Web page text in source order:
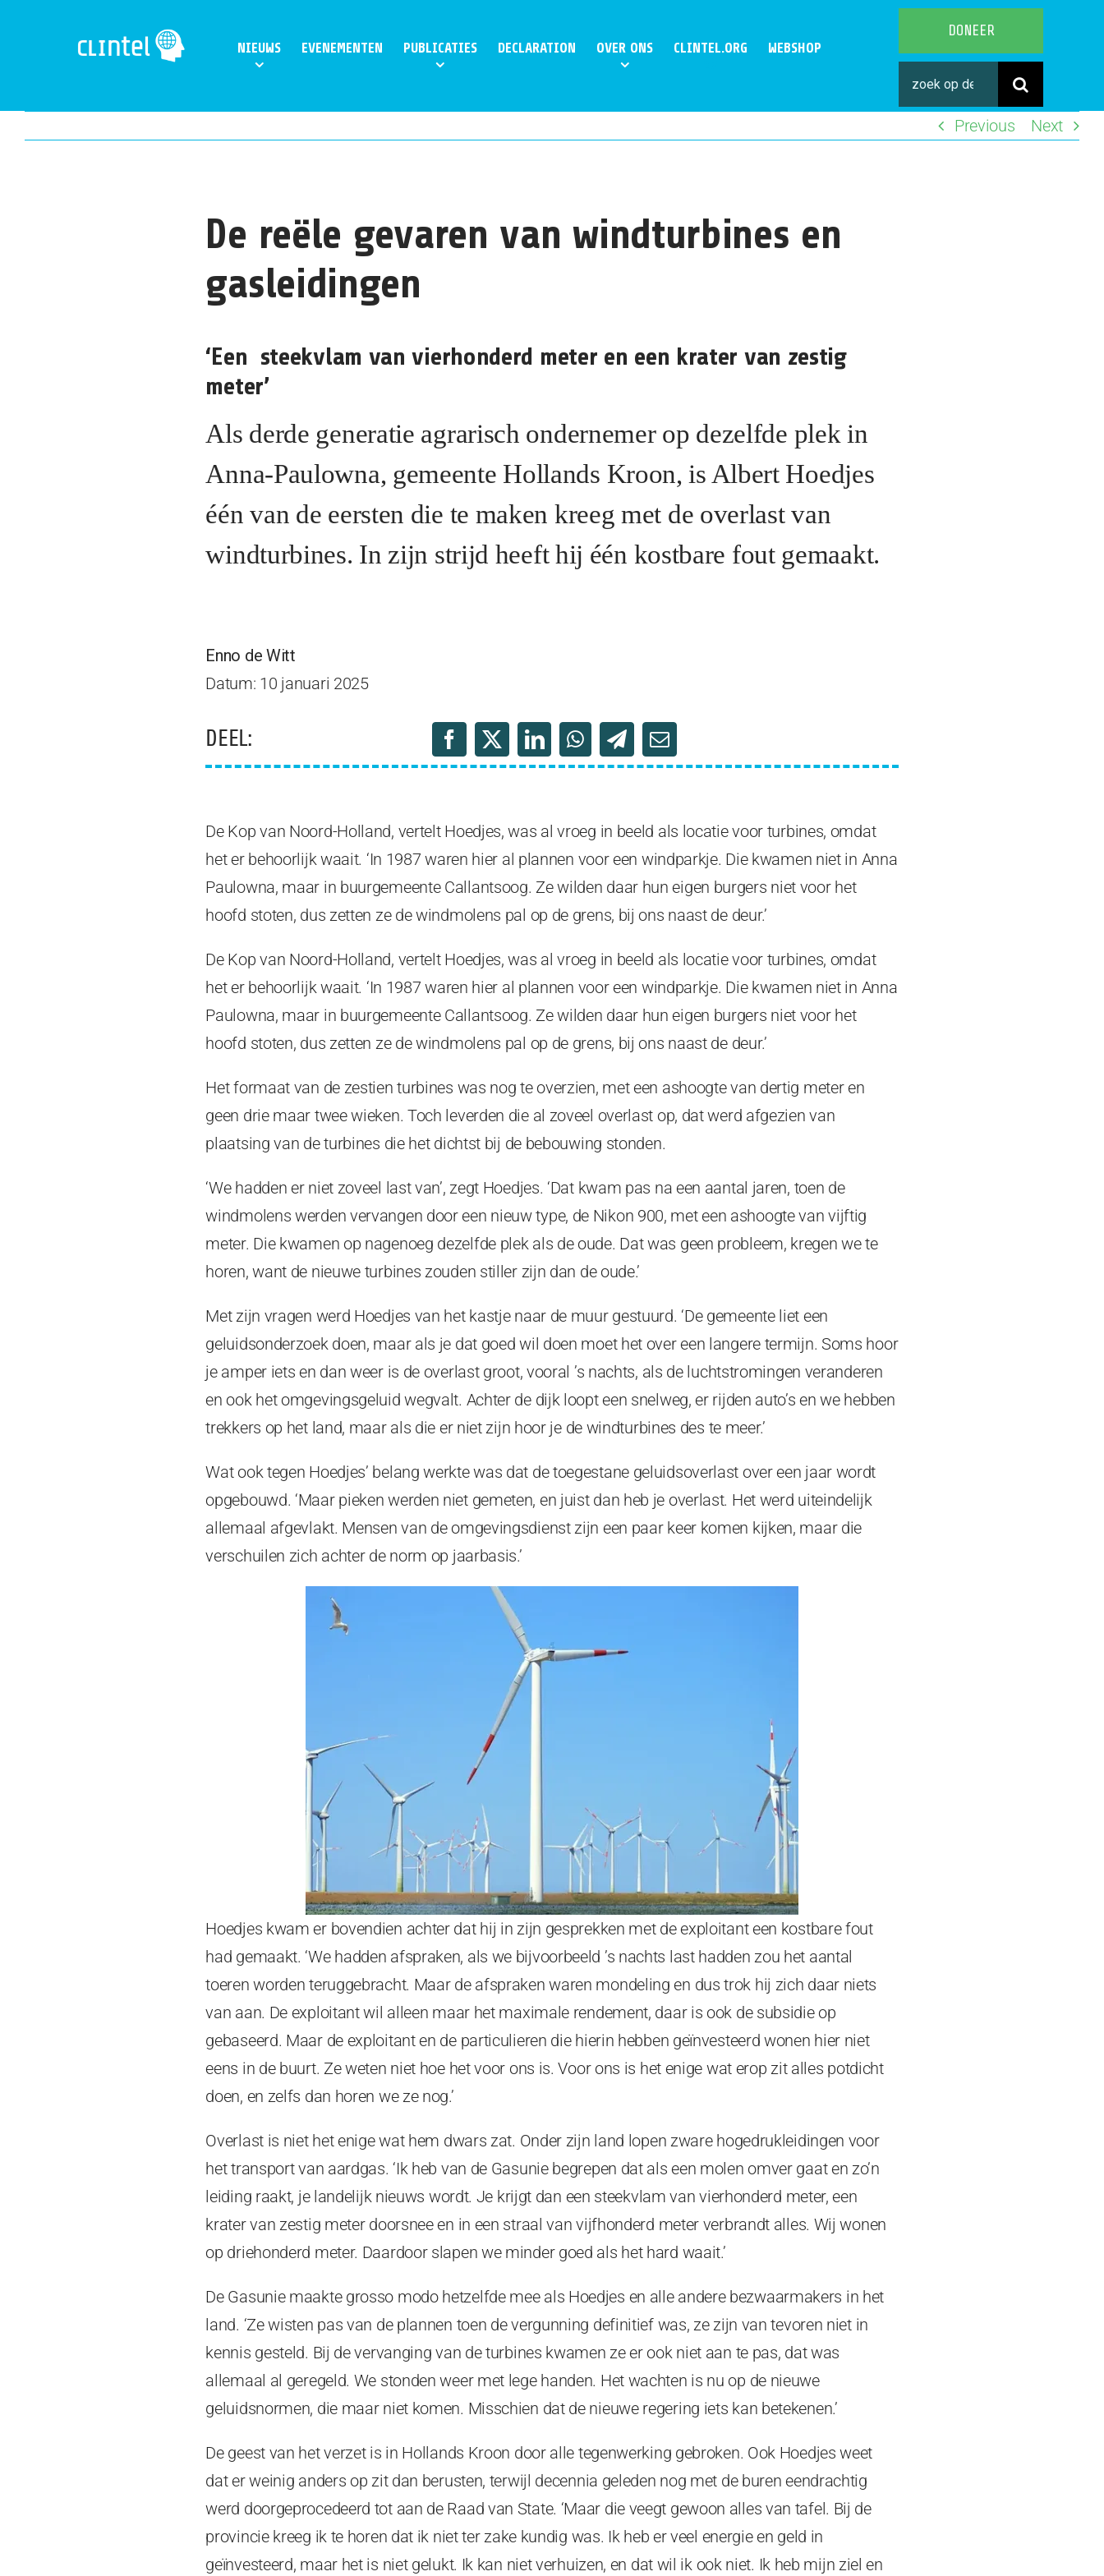
NIEUWS EVENEMENTEN PUBLICATIES DECLARATION OVER ONS CLINTEL.ORG WEBSHOP
DONEER
Search
for:
Previous
Next
De reële gevaren van windturbines en
gasleidingen
‘Een steekvlam van vierhonderd meter en een krater van zestig
meter’
Als derde generatie agrarisch ondernemer op dezelfde plek in
Anna-Paulowna, gemeente Hollands Kroon, is Albert Hoedjes
één van de eersten die te maken kreeg met de overlast van
windturbines. In zijn strijd heeft hij één kostbare fout gemaakt.
Enno de Witt
Datum: 10 januari 2025
DEEL:
De Kop van Noord-Holland, vertelt Hoedjes, was al vroeg in beeld als locatie voor turbines, omdat
het er behoorlijk waait. ‘In 1987 waren hier al plannen voor een windparkje. Die kwamen niet in Anna
Paulowna, maar in buurgemeente Callantsoog. Ze wilden daar hun eigen burgers niet voor het
hoofd stoten, dus zetten ze de windmolens pal op de grens, bij ons naast de deur.’
De Kop van Noord-Holland, vertelt Hoedjes, was al vroeg in beeld als locatie voor turbines, omdat
het er behoorlijk waait. ‘In 1987 waren hier al plannen voor een windparkje. Die kwamen niet in Anna
Paulowna, maar in buurgemeente Callantsoog. Ze wilden daar hun eigen burgers niet voor het
hoofd stoten, dus zetten ze de windmolens pal op de grens, bij ons naast de deur.’
Het formaat van de zestien turbines was nog te overzien, met een ashoogte van dertig meter en
geen drie maar twee wieken. Toch leverden die al zoveel overlast op, dat werd afgezien van
plaatsing van de turbines die het dichtst bij de bebouwing stonden.
‘We hadden er niet zoveel last van’, zegt Hoedjes. ‘Dat kwam pas na een aantal jaren, toen de
windmolens werden vervangen door een nieuw type, de Nikon 900, met een ashoogte van vijftig
meter. Die kwamen op nagenoeg dezelfde plek als de oude. Dat was geen probleem, kregen we te
horen, want de nieuwe turbines zouden stiller zijn dan de oude.’
Met zijn vragen werd Hoedjes van het kastje naar de muur gestuurd. ‘De gemeente liet een
geluidsonderzoek doen, maar als je dat goed wil doen moet het over een langere termijn. Soms hoor
je amper iets en dan weer is de overlast groot, vooral ’s nachts, als de luchtstromingen veranderen
en ook het omgevingsgeluid wegvalt. Achter de dijk loopt een snelweg, er rijden auto’s en we hebben
trekkers op het land, maar als die er niet zijn hoor je de windturbines des te meer.’
Wat ook tegen Hoedjes’ belang werkte was dat de toegestane geluidsoverlast over een jaar wordt
opgebouwd. ‘Maar pieken werden niet gemeten, en juist dan heb je overlast. Het werd uiteindelijk
allemaal afgevlakt. Mensen van de omgevingsdienst zijn een paar keer komen kijken, maar die
verschuilen zich achter de norm op jaarbasis.’
Hoedjes kwam er bovendien achter dat hij in zijn gesprekken met de exploitant een kostbare fout
had gemaakt. ‘We hadden afspraken, als we bijvoorbeeld ’s nachts last hadden zou het aantal
toeren worden teruggebracht. Maar de afspraken waren mondeling en dus trok hij zich daar niets
van aan. De exploitant wil alleen maar het maximale rendement, daar is ook de subsidie op
gebaseerd. Maar de exploitant en de particulieren die hierin hebben geïnvesteerd wonen hier niet
eens in de buurt. Ze weten niet hoe het voor ons is. Voor ons is het enige wat erop zit alles potdicht
doen, en zelfs dan horen we ze nog.’
Overlast is niet het enige wat hem dwars zat. Onder zijn land lopen zware hogedrukleidingen voor
het transport van aardgas. ‘Ik heb van de Gasunie begrepen dat als een molen omver gaat en zo’n
leiding raakt, je landelijk nieuws wordt. Je krijgt dan een steekvlam van vierhonderd meter, een
krater van zestig meter doorsnee en in een straal van vijfhonderd meter verbrandt alles. Wij wonen
op driehonderd meter. Daardoor slapen we minder goed als het hard waait.’
De Gasunie maakte grosso modo hetzelfde mee als Hoedjes en alle andere bezwaarmakers in het
land. ‘Ze wisten pas van de plannen toen de vergunning definitief was, ze zijn van tevoren niet in
kennis gesteld. Bij de vervanging van de turbines kwamen ze er ook niet aan te pas, dat was
allemaal al geregeld. We stonden weer met lege handen. Het wachten is nu op de nieuwe
geluidsnormen, die maar niet komen. Misschien dat de nieuwe regering iets kan betekenen.’
De geest van het verzet is in Hollands Kroon door alle tegenwerking gebroken. Ook Hoedjes weet
dat er weinig anders op zit dan berusten, terwijl decennia geleden nog met de buren eendrachtig
werd doorgeprocedeerd tot aan de Raad van State. ‘Maar die veegt gewoon alles van tafel. Bij de
provincie kreeg ik te horen dat ik niet ter zake kundig was. Ik heb er veel energie en geld in
geïnvesteerd, maar het is niet gelukt. Ik kan niet verhuizen, en dat wil ik ook niet. Ik heb mijn ziel en